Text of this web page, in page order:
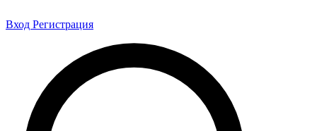
Вход Регистрация